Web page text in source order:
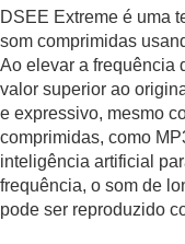
Ajuste da
modo de
ambiente
Falar com
ouvido (
Otimização
ruído de
pressão
de ruído)
Controle
DSEE Extreme é uma
som comprimidas
Ao elevar a frequência
valor superior ao
e expressivo, mesmo
comprimidas, como
inteligência artificial
frequência, o som de
pode ser reproduzido